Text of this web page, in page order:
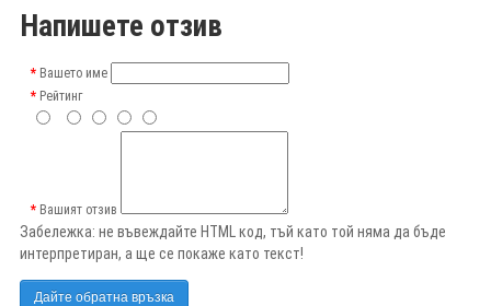
Напишете отзив
Вашето име
Рейтинг
Вашият отзив
Забележка: не въвеждайте HTML код, тъй като той няма да бъде
интерпретиран, а ще се покаже като текст!
Дайте обратна връзка